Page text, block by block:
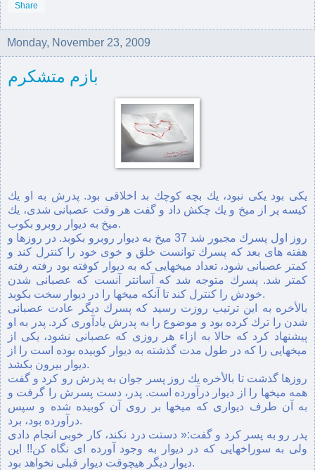
Share
Monday, November 23, 2009
بازم متشکرم
يكی بود يكی نبود، يك بچه كوچك بد اخلاقی بود. پدرش به او يك
كيسه پر از ميخ و يك چكش داد و گفت هر وقت عصبانی شدی، يك
ميخ به ديوار روبرو بكوب.
روز اول پسرك مجبور شد 37 ميخ به ديوار روبرو بكوبد. در روزها و
هفته های بعد كه پسرك توانست خلق و خوی خود را كنترل كند و
كمتر عصبانی شود، تعداد ميخهایی كه به ديوار كوفته بود رفته رفته
كمتر شد. پسرك متوجه شد كه آسانتر آنست كه عصبانی شدن
خودش را كنترل كند تا آنكه ميخها را در ديوار سخت بكوبد.
بالأخره به اين ترتيب روزت رسيد كه پسرك ديگر عادت عصبانی
شدن را ترك كرده بود و موضوع را به پدرش يادآوری كرد. پدر به او
پيشنهاد كرد كه حالا به ازاء هر روزی كه عصبانی نشود، يكی از
ميخهايی را كه در طول مدت گذشته به ديوار كوبيده بوده است را از
ديوار بيرون بكشد.
روزها گذشت تا بالأخره يك روز پسر جوان به پدرش رو كرد و گفت
همه ميخها را از ديوار درآورده است. پدر، دست پسرش را گرفت و
به آن طرف ديواری كه ميخها بر روی آن كوبيده شده و سپس
درآورده بود، برد.
پدر رو به پسر كرد و گفت:« دستت درد نكند، كار خوبی انجام دادی
ولی به سوراخهايی كه در ديوار به وجود آورده ای نگاه كن!! اين
ديوار ديگر هيچوقت ديوار قبلی نخواهد بود.